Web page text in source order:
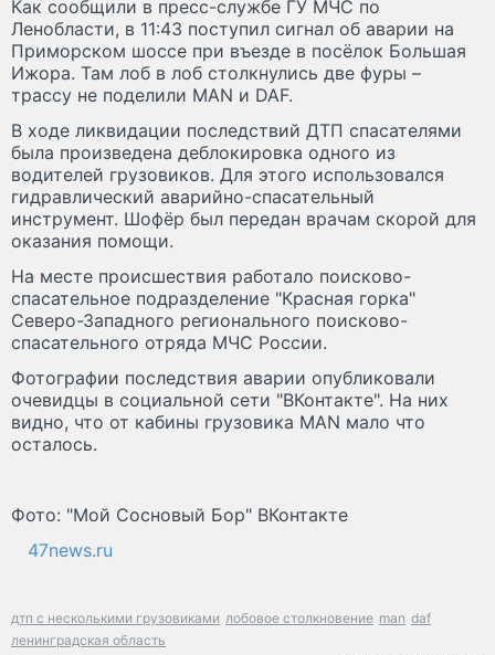
Как сообщили в пресс-службе ГУ МЧС по
Ленобласти, в 11:43 поступил сигнал об аварии на
Приморском шоссе при въезде в посёлок Большая
Ижора. Там лоб в лоб столкнулись две фуры –
трассу не поделили MAN и DAF.
В ходе ликвидации последствий ДТП спасателями
была произведена деблокировка одного из
водителей грузовиков. Для этого использовался
гидравлический аварийно-спасательный
инструмент. Шофёр был передан врачам скорой для
оказания помощи.
На месте происшествия работало поисково-
спасательное подразделение "Красная горка"
Северо-Западного регионального поисково-
спасательного отряда МЧС России.
Фотографии последствия аварии опубликовали
очевидцы в социальной сети "ВКонтакте". На них
видно, что от кабины грузовика MAN мало что
осталось.
Фото: "Мой Сосновый Бор" ВКонтакте
47news.ru
дтп с несколькими грузовиками лобовое столкновение man daf
ленинградская область